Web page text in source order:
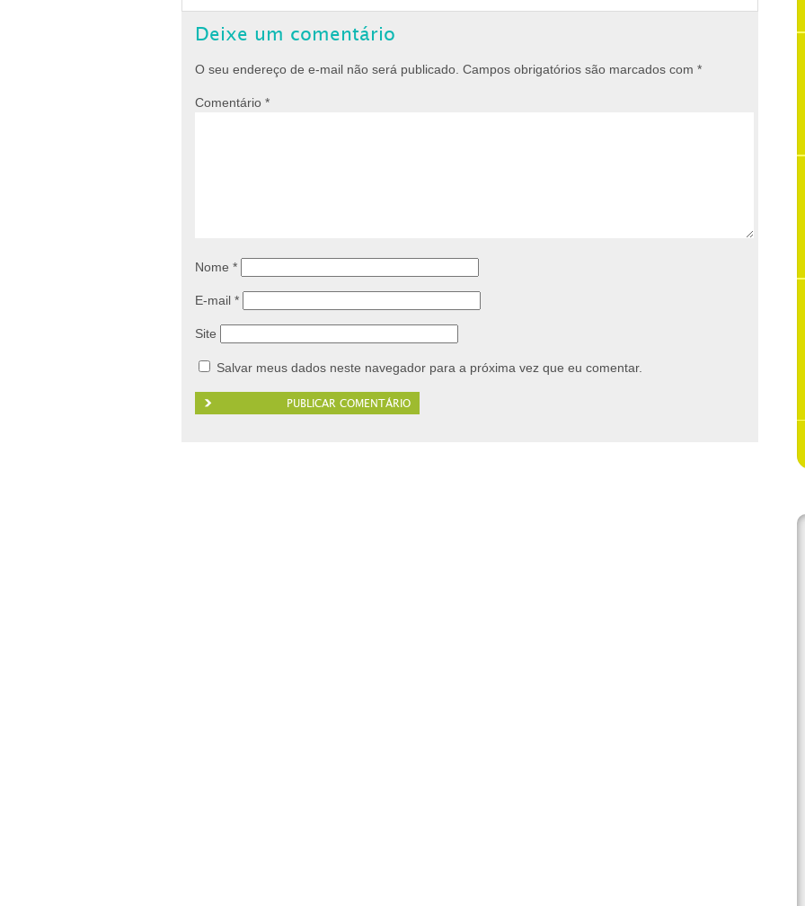
Deixe um comentário
O seu endereço de e-mail não será publicado. Campos obrigatórios são marcados com *
Comentário *
Nome *
E-mail *
Site
Salvar meus dados neste navegador para a próxima vez que eu comentar.